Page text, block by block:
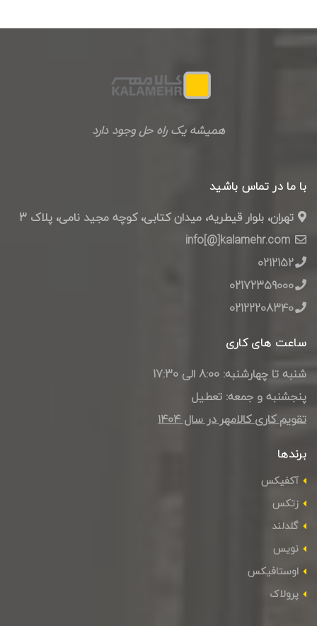
همیشه یک راه حل وجود دارد
با ما در تماس باشید
تهران، بلوار قیطریه، میدان کتابی، کوچه مجید نامی، پلاک 3
0212152
02172359000
02122208340
ساعت های کاری
شنبه تا چهارشنبه: 8:00 الی 17:30
پنجشنبه و جمعه: تعطیل
تقویم کاری کالامهر در سال ۱۴۰4
برندها
آکفیکس
زتکس
گلدلند
نویس
اوستافیکس
پرولاک